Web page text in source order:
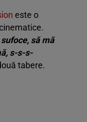
este o
să mă
s-s-s-
tabere.